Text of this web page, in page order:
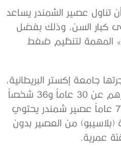
تناول عصير ‫الشمندر يساعد
السن، وذلك بفضل
المهمة لتنظيم ضغط
جامعة إكستر البريطانية،
تناول 39 شخصاً ‫تقل أعمارهم عن 30 عاماً و36 شخصاً
تتراوح أعمارهم بين 60 و70 عاماً عصير ‫شمندر يحتوي
من العصير بدون